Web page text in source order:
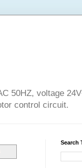
50HZ, voltage
control circuit.
Search